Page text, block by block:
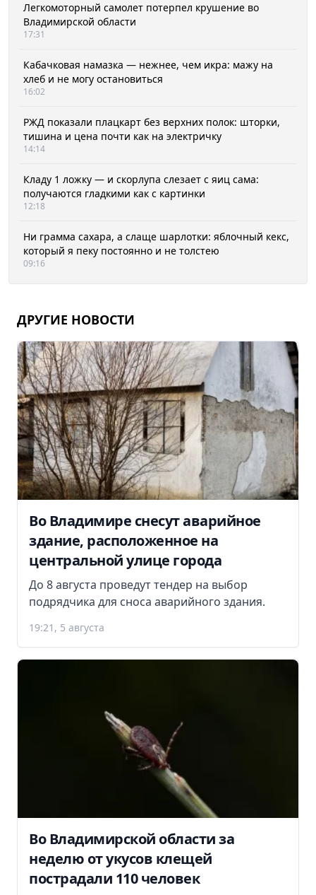
Легкомоторный самолет потерпел крушение во
Владимирской области
17:31
Кабачковая намазка — нежнее, чем икра: мажу на
хлеб и не могу остановиться
16:02
РЖД показали плацкарт без верхних полок: шторки,
тишина и цена почти как на электричку
14:14
Кладу 1 ложку — и скорлупа слезает с яиц сама:
получаются гладкими как с картинки
12:18
Ни грамма сахара, а слаще шарлотки: яблочный кекс,
который я пеку постоянно и не толстею
09:16
ДРУГИЕ НОВОСТИ
Во Владимире снесут аварийное
здание, расположенное на
центральной улице города
До 8 августа проведут тендер на выбор
подрядчика для сноса аварийного здания.
19:21, 5 августа
Во Владимирской области за
неделю от укусов клещей
пострадали 110 человек